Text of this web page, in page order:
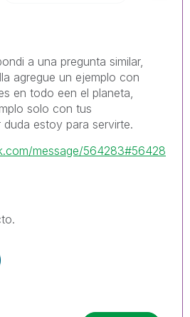
a una pregunta similar,
agregue un ejemplo con
en todo een el planeta,
solo con tus
duda estoy para servirte.
message/564283#56428